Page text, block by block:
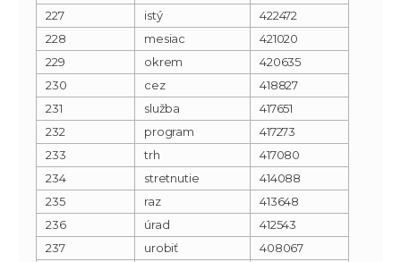
227
istý
422472
228
mesiac
421020
229
okrem
420635
230
cez
418827
231
služba
417651
232
program
417273
233
trh
417080
234
stretnutie
414088
235
raz
413648
236
úrad
412543
237
urobiť
408067